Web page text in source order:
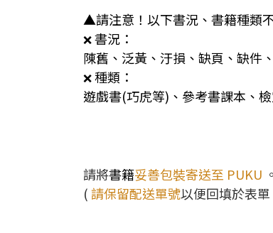
▲請注意！以下書況、書籍種類
❌書況：
陳舊、泛黃、汙損、缺頁、缺件
❌種類：
遊戲書(巧虎等)、參考書課本、
請將書籍妥善包裝寄送至 PUKU 。
(請保留配送單號以便回填於表單